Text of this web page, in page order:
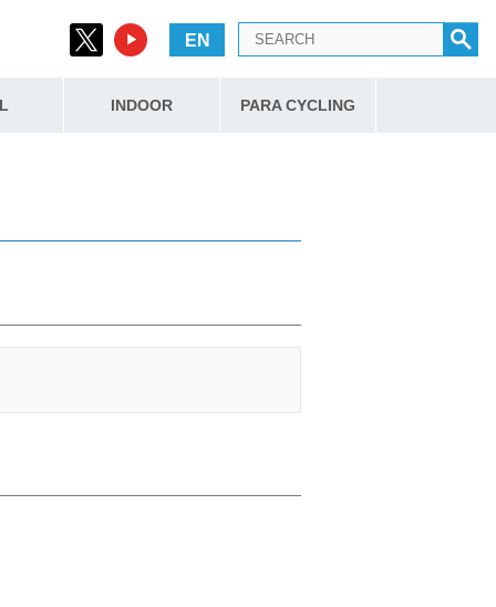
EN
INDOOR PARA CYCLING